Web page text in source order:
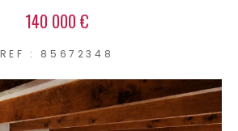
140 000 €
REF : 85672348